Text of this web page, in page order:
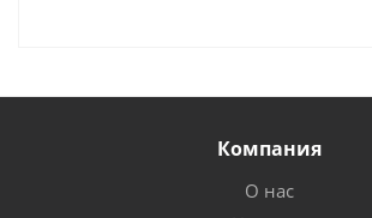
Компания
О нас